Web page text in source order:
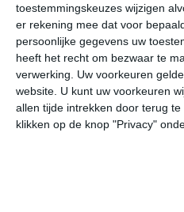
toestemmingskeuzes wijzigen
er rekening mee dat voor
persoonlijke gegevens uw
heeft het recht om bezwaar te
verwerking. Uw voorkeuren
website. U kunt uw voorkeuren
allen tijde intrekken door terug
klikken op de knop "Privacy"
21:00 00:00
21:00 00:00